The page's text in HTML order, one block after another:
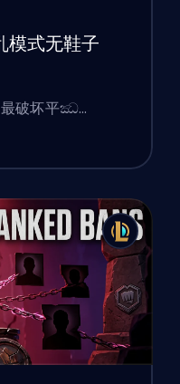
模式无鞋子
最破坏平ඣ…